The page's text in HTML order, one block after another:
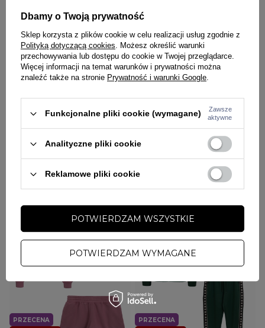
DARMOWA DOSTAWA
Komplet dresowy męski Pitbull Pit
Bull Tape Nugget pomarańczowy
DARMOWA DOSTAWA
Komplet dresowy męski Pitbull Pit
Bull Tape Nugget miętowy zielony
PRZECENA PRZECENA
Dbamy o Twoją prywatność
Sklep korzysta z plików cookie w celu realizacji usług zgodnie z
Polityką dotyczącą cookies. Możesz określić warunki
przechowywania lub dostępu do cookie w Twojej przeglądarce.
Więcej informacji na temat warunków i prywatności można
znaleźć także na stronie Prywatność i warunki Google.
Funkcjonalne pliki cookie (wymagane)
Zawsze
aktywne
Analityczne pliki cookie
Reklamowe pliki cookie
POTWIERDZAM WYMAGANE
POTWIERDZAM WSZYSTKIE